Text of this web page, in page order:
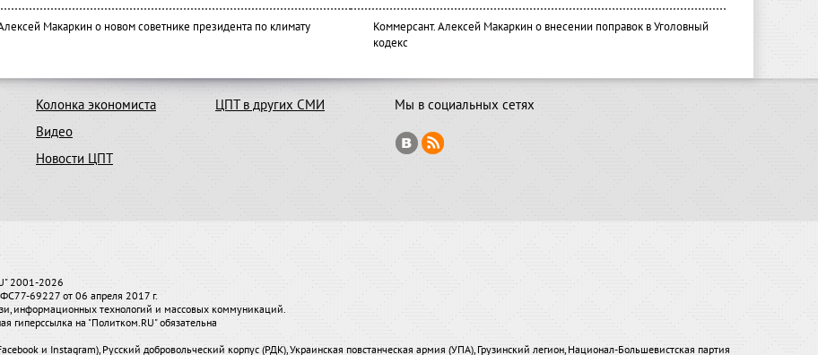
Макаркин о новом советнике президента по климату
Коммерсант. Алексей Макаркин о внесении поправок в Уголовный
кодекс
Колонка экономиста
Видео
Новости ЦПТ
ЦПТ в других СМИ Мы в социальных сетях
2001-2026
69227 от 06 апреля 2017 г.
информационных технологий и массовых коммуникаций.
гиперссылка на "Политком.RU" обязательна
и Instagram), Русский добровольческий корпус (РДК), Украинская повстанческая армия (УПА), Грузинский легион, Национал-Большевистская партия